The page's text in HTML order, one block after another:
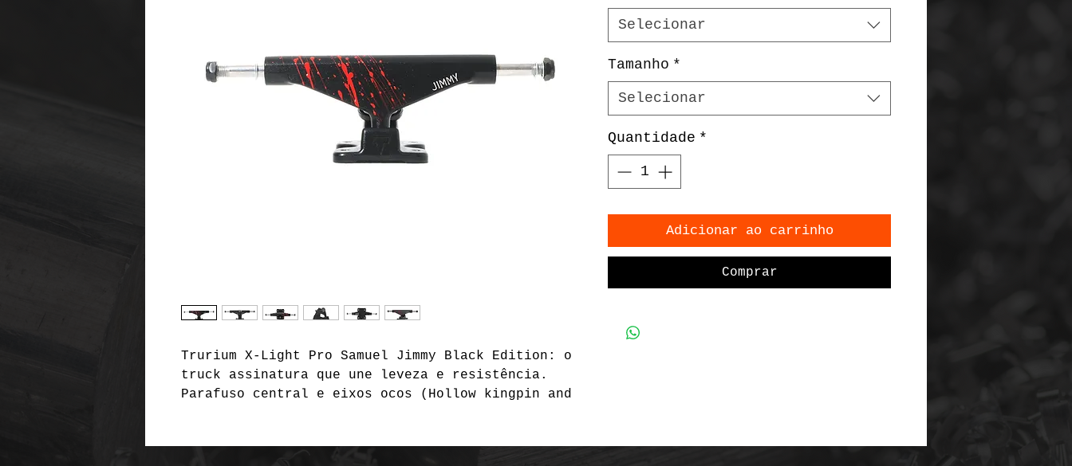
Trurium X-Light Pro Samuel Jimmy Black Edition: o
truck assinatura que une leveza e resistência.
Parafuso central e eixos ocos (Hollow kingpin and
Selecionar
Tamanho *
Selecionar
Quantidade *
Adicionar ao carrinho
Comprar